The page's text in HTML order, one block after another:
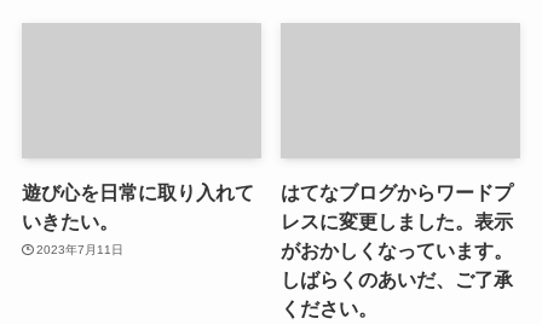
遊び心を日常に取り入れて
いきたい。
2023年7月11日
はてなブログからワードプ
レスに変更しました。表示
がおかしくなっています。
しばらくのあいだ、ご了承
ください。